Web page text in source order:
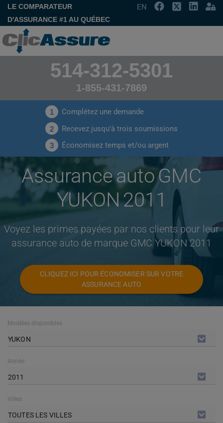
LE COMPARATEUR
D'ASSURANCE #1 AU QUÉBEC
EN
514-312-5301
1-855-431-7869
1 Complétez une demande
2 Recevez jusqu'à trois soumissions
3 Économisez temps et/ou argent
Assurance auto GMC
YUKON 2011
Voyez les primes payées par nos clients pour leur
assurance auto de marque GMC YUKON 2011
CLIQUEZ ICI POUR ÉCONOMISER SUR VOTRE
ASSURANCE AUTO
Modèles disponibles
YUKON
Année
2011
Villes
TOUTES LES VILLES